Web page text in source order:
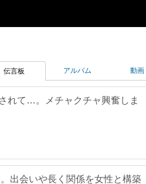
伝言板 アルバム 動画
れて…。メチャクチャ興奮しま
出会いや長く関係を女性と構築